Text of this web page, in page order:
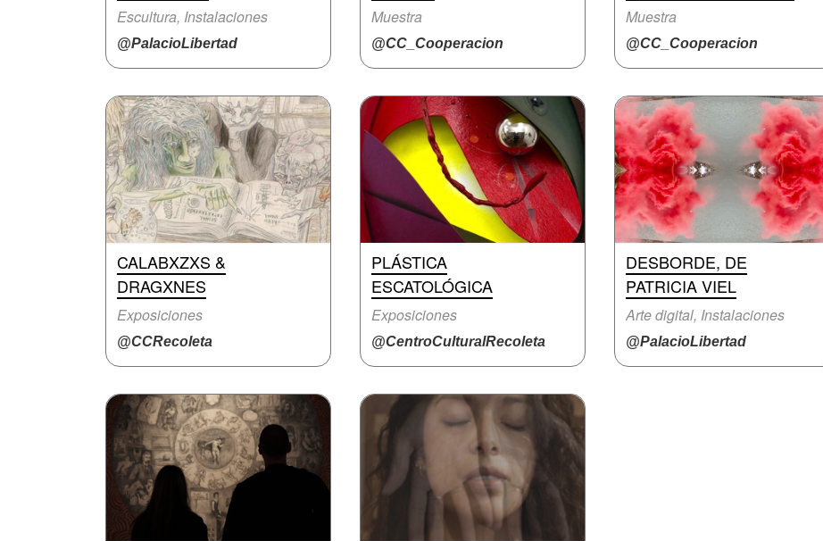
Escultura, Instalaciones
@PalacioLibertad
Muestra
@CC_Cooperacion
Muestra
@CC_Cooperacion
CALABXZXS &
DRAGXNES
Exposiciones
@CCRecoleta
PLÁSTICA
ESCATOLÓGICA
Exposiciones
@CentroCulturalRecoleta
DESBORDE, DE
PATRICIA VIEL
Arte digital, Instalaciones
@PalacioLibertad